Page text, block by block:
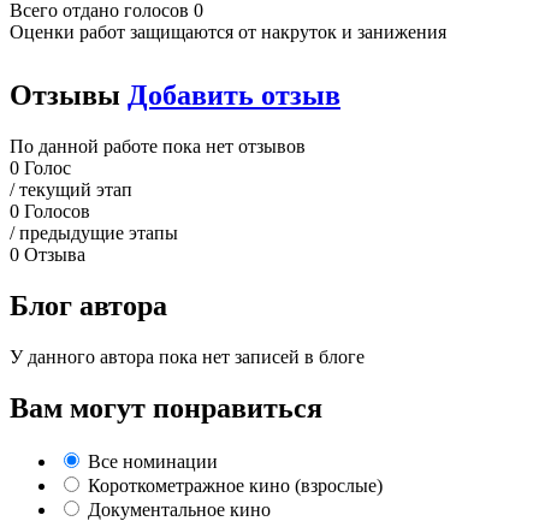
Всего отдано голосов 0
Оценки работ защищаются от накруток и занижения
Отзывы Добавить отзыв
По данной работе пока нет отзывов
0 Голос
/ текущий этап
0 Голосов
/ предыдущие этапы
0 Отзыва
Блог автора
У данного автора пока нет записей в блоге
Вам могут понравиться
Все номинации
Короткометражное кино (взрослые)
Документальное кино